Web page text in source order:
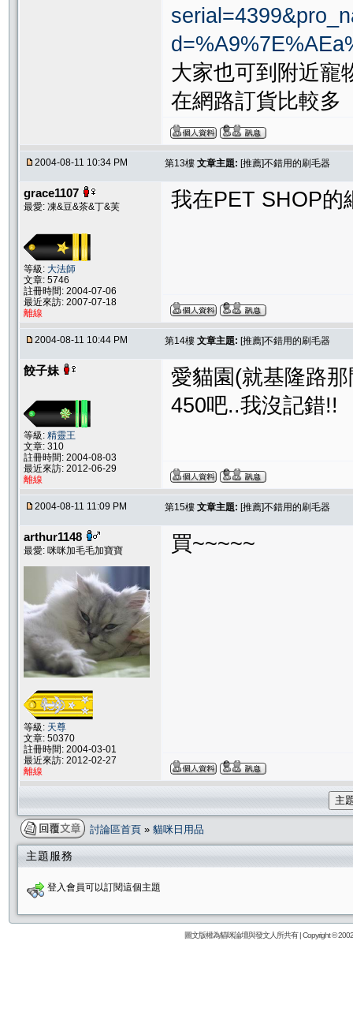
大家也可到附近寵
在網路訂貨比較多
2004-08-11 10:34 PM 第13樓 文章主題: [推薦]不錯用的刷毛器
grace1107
最愛: 凍&豆&茶&丁&芙
等級: 大法師
文章: 5746
註冊時間: 2004-07-06
最近來訪: 2007-07-18
離線
我在PET SHOP的
2004-08-11 10:44 PM 第14樓 文章主題: [推薦]不錯用的刷毛器
餃子妹
等級: 精靈王
文章: 310
註冊時間: 2004-08-03
最近來訪: 2012-06-29
離線
愛貓園(就基隆路
450吧..我沒記錯!!
2004-08-11 11:09 PM 第15樓 文章主題: [推薦]不錯用的刷毛器
arthur1148
最愛: 咪咪加毛毛加寶寶
等級: 天尊
文章: 50370
註冊時間: 2004-03-01
最近來訪: 2012-02-27
離線
買~~~~~
主
討論區首頁 » 貓咪日用品
主題服務
登入會員可以訂閱這個主題
圖文版權為貓咪論壇與發文人所共有 | Copyright ©